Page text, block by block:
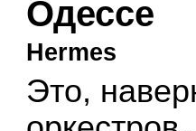
Одессе
Hermes
Это,